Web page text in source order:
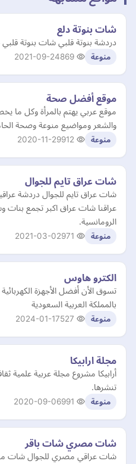
شات بنوتة دلع
دردشة بنوتة قلبي شات بنوتة
منوعة 2021-09-24
موقع أفضل صحة
موقع عربي يهتم بالمرأة وكل ما
والشعر ومواضيع منوعة وصحة
منوعة 2020-11-29
شات عراق تايم للجوال
شات عراق تايم للجوال دردشة
عراقنا شات عراق اكبر تجمع بنات
الرومانسية.
منوعة 2021-03-02
الكترو هاوس
تسوق الأن أفضل الأجهزة
بالمملكة العربية السعودية
منوعة 2024-01-17
مجلة ارابيكا
أرابيكا مشروع مجلة عربية علمية
تنشرها.
منوعة 2020-09-06
شات مصري شات باقر
شات عراقي مصري للجوال شات